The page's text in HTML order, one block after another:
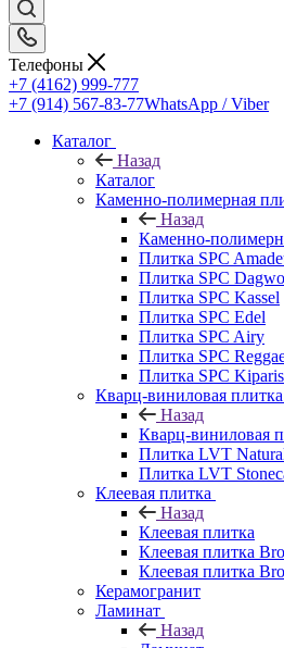
Телефоны
+7 (4162) 999-777
+7 (914) 567-83-77WhatsApp / Viber
Каталог
Назад
Каталог
Каменно-полимерная
Назад
Каменно-
Плитка SPC
Плитка SPC
Плитка SPC Kassel
Плитка SPC Edel
Плитка SPC Airy
Плитка SPC
Плитка SPC Kiparis
Кварц-виниловая
Назад
Кварц-виниловая
Плитка LVT
Плитка LVT
Клеевая плитка
Назад
Клеевая плитка
Клеевая плитка
Клеевая плитка
Керамогранит
Ламинат
Назад